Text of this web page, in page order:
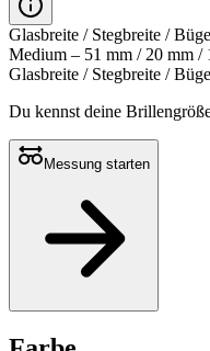
Glasbreite / Stegbreite /
Medium – 51 mm / 20 mm /
Glasbreite / Stegbreite /
Du kennst deine
Messung starten